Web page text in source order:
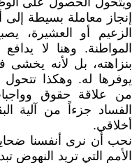
إنجاز معاملة بسيطة إلى
الزعيم أو العشيرة،
المواطنة. وهنا لا
بنزاهته، بل لأنه يخشى
يوفرها له. وهكذا تتحول
من علاقة حقوق
الفساد جزءاً من آلية
أخلاقي.
نحب أن نرى أنفسنا
الأمم التي تريد النهوض